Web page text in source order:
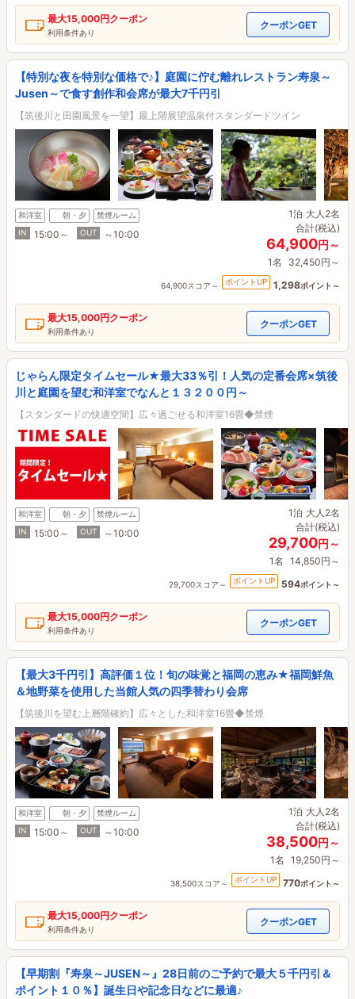
最大15,000円クーポン
利用条件あり
クーポンGET
【特別な夜を特別な価格で♪】庭園に佇む離れレストラン寿泉～
Jusen～で食す創作和会席が最大7千円引
【筑後川と田園風景を一望】最上階展望温泉付スタンダードツイン
和洋室 朝・夕
禁煙ルーム
IN
15:00～ OUT ～10:00
1泊 大人2名
合計(税込)
64,900円～
1名 32,450円～
64,900スコア～ ポイントUP 1,298ポイント～
最大15,000円クーポン
利用条件あり
クーポンGET
じゃらん限定タイムセール★最大33％引！人気の定番会席×筑後
川と庭園を望む和洋室でなんと１３２００円～
【スタンダードの快適空間】広々過ごせる和洋室16畳◆禁煙
和洋室 朝・夕
禁煙ルーム
IN
15:00～ OUT ～10:00
1泊 大人2名
合計(税込)
29,700円～
1名 14,850円～
29,700スコア～ ポイントUP 594ポイント～
最大15,000円クーポン
利用条件あり
クーポンGET
【最大3千円引】高評価１位！旬の味覚と福岡の恵み★福岡鮮魚
＆地野菜を使用した当館人気の四季替わり会席
【筑後川を望む上層階確約】広々とした和洋室16畳◆禁煙
和洋室 朝・夕
禁煙ルーム
IN
15:00～ OUT ～10:00
1泊 大人2名
合計(税込)
38,500円～
1名 19,250円～
38,500スコア～ ポイントUP 770ポイント～
最大15,000円クーポン
利用条件あり
クーポンGET
【早期割『寿泉～JUSEN～』28日前のご予約で最大５千円引＆
ポイント１０％】誕生日や記念日などに最適♪